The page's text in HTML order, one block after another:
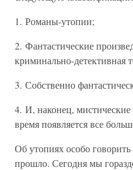
1. Романы-утопии;
2. Фантастические
криминально-детективная
3. Собственно
4. И, наконец,
время появляется все
Об утопиях особо
прошло. Сегодня мы